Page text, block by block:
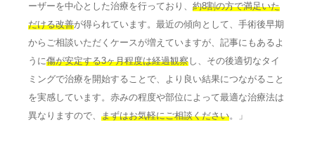
ーザーを中心とした治療を行っており、 約8割の方で満足いた
だける改善が得られています。最近の傾向として、手術後早期
からご相談いただくケースが増えていますが、記事にもあるよ
うに傷が安定する3ヶ月程度は経過観察 し、その後適切なタイ
ミングで治療を開始することで、より良い結果につながること
を実感しています。赤みの程度や部位によって最適な治療法は
異なりますので、 まずはお気軽にご相談ください。」